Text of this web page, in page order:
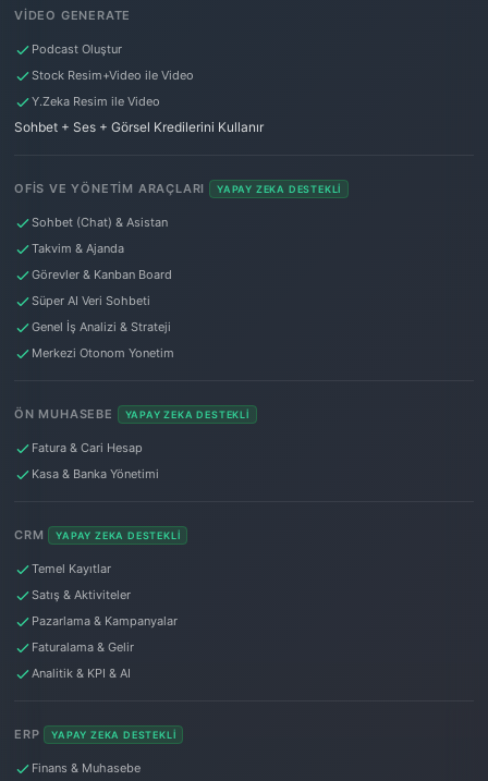
VIDEO GENERATE
Podcast Oluştur
Stock Resim+Video ile Video
Y.Zeka Resim ile Video
Sohbet + Ses + Görsel Kredilerini Kullanır
OFIS VE YÖNETIM ARAÇLARI YAPAY ZEKA DESTEKLI
Sohbet (Chat) & Asistan
Takvim & Ajanda
Görevler & Kanban Board
Süper AI Veri Sohbeti
Genel İş Analizi & Strateji
Merkezi Otonom Yonetim
ÖN MUHASEBE YAPAY ZEKA DESTEKLI
Fatura & Cari Hesap
Kasa & Banka Yönetimi
CRM YAPAY ZEKA DESTEKLI
Temel Kayıtlar
Satış & Aktiviteler
Pazarlama & Kampanyalar
Faturalama & Gelir
Analitik & KPI & AI
ERP YAPAY ZEKA DESTEKLI
Finans & Muhasebe